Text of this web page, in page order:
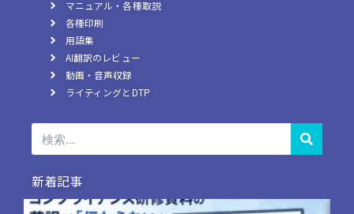
マニュアル・各種取説
各種印刷
用語集
AI翻訳のレビュー
動画・音声収録
ライティングとDTP
検
索
新着記事